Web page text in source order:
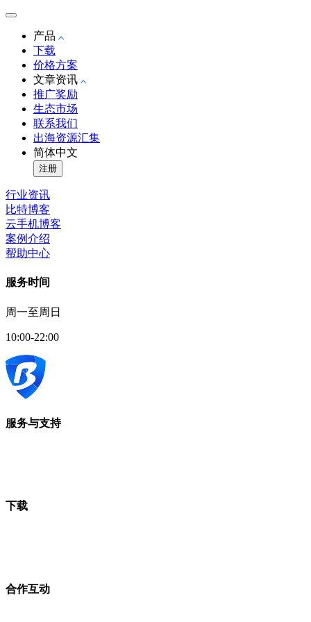
产品
下载
价格方案
文章资讯
推广奖励
生态市场
联系我们
出海资源汇集
简体中文
注册
行业资讯
比特博客
云手机博客
案例介绍
帮助中心
服务时间
周一至周日
10:00-22:00
服务与支持
下载
合作互动